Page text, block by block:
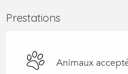
Prestations
Animaux